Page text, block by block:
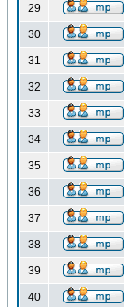
29
30
31
32
33
34
35
36
37
38
39
40